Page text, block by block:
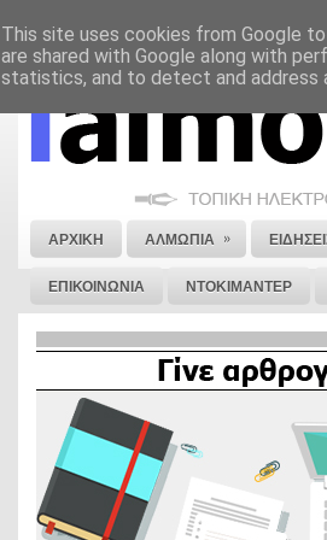
ΝΟΜΙΚΗ ΣΗΜΕΙΩΣΗ ΔΙΑΦΗΜΙΣΗ
ΑΡΧΙΚΗ ΑΛΜΩΠΙΑ »
ΕΠΙΚΟΙΝΩΝΙΑ ΝΤΟΚΙΜΑΝΤΕΡ
This site uses cookies from Google
are shared with Google along with
statistics, and to detect and address